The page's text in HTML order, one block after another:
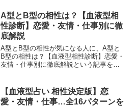
け取りにくい傾向があります。そんな彼
のことをいっぱい書いてます
A型とB型の相性は？【血液型相
性診断】恋愛・友情・仕事別に徹
底解説
A型とB型の相性が気になる人に、A型と
B型の相性は？【血液型相性診断】恋愛・
友情・仕事別に徹底解説という記事を書
のではないでしょうか。真反対といわれ
る2つの性格ですが相性は？
【血液型占い 相性決定版】恋
愛・友情・仕事…全16パターンを